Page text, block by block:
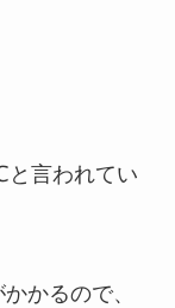
と言われてい
かるので、